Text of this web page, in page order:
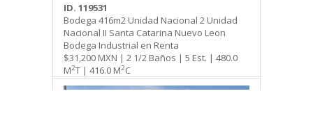
ID. 119531
Bodega 416m2 Unidad Nacional 2 Unidad
Nacional II Santa Catarina Nuevo Leon
Bodega Industrial en Renta
$31,200 MXN | 2 1/2 Baños | 5 Est. | 480.0
M2T | 416.0 M2C